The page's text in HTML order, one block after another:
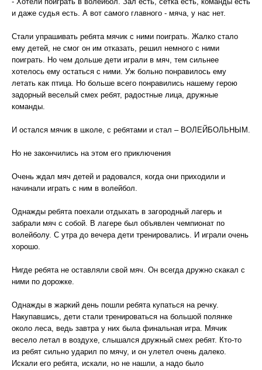
и даже судья есть. А вот самого главного - мяча, у нас нет.
Стали упрашивать ребята мячик с ними поиграть. Жалко стало
ему детей, не смог он им отказать, решил немного с ними
поиграть. Но чем дольше дети играли в мяч, тем сильнее
хотелось ему остаться с ними. Уж больно понравилось ему
летать как птица. Но больше всего понравились нашему герою
задорный веселый смех ребят, радостные лица, дружные
команды.
И остался мячик в школе, с ребятами и стал – ВОЛЕЙБОЛЬНЫМ.
Но не закончились на этом его приключения
Очень ждал мяч детей и радовался, когда они приходили и
начинали играть с ним в волейбол.
Однажды ребята поехали отдыхать в загородный лагерь и
забрали мяч с собой. В лагере был объявлен чемпионат по
волейболу. С утра до вечера дети тренировались. И играли очень
хорошо.
Нигде ребята не оставляли свой мяч. Он всегда дружно скакал с
ними по дорожке.
Однажды в жаркий день пошли ребята купаться на речку.
Накупавшись, дети стали тренироваться на большой полянке
около леса, ведь завтра у них была финальная игра. Мячик
весело летал в воздухе, слышался дружный смех ребят. Кто-то
из ребят сильно ударил по мячу, и он улетел очень далеко.
Искали его ребята, искали, но не нашли, а надо было